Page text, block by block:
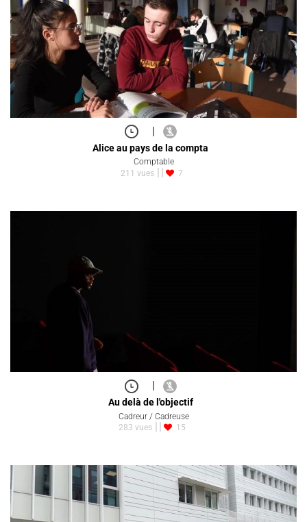
|
Alice au pays de la compta
Comptable
211 vues
7
|
Au delà de l'objectif
Cadreur / Cadreuse
283 vues
15